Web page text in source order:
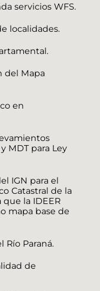
servicios WFS.
localidades.
del Mapa
en
MDT para Ley
IGN para el
Catastral de la
la IDEER
mapa base de
Río Paraná.
de